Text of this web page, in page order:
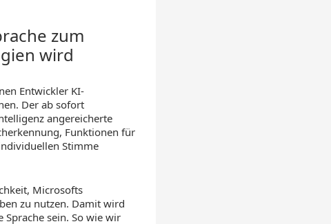
zum
wird
Entwickler KI-
Der ab sofort
angereicherte
Funktionen für
Stimme
Microsofts
zu nutzen. Damit wird
sein. So wie wir